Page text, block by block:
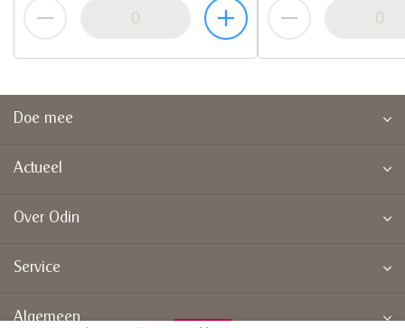
Doe mee
Actueel
Over Odin
Service
Algemeen